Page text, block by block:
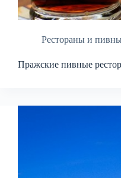
Рестораны и
Пражские пивные